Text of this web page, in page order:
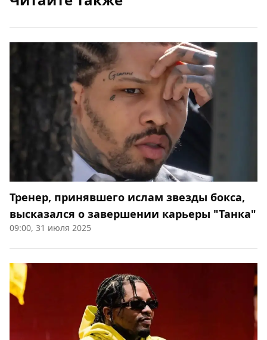
Тренер, принявшего ислам звезды бокса,
высказался о завершении карьеры "Танка"
09:00, 31 июля 2025